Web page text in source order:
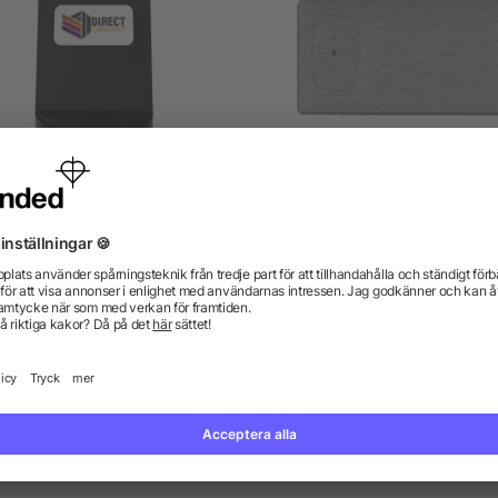
trådlöst laddningsställ av
med dubbla spolar
från 100,90 kr
från 122,50 kr
Vi har svaren.